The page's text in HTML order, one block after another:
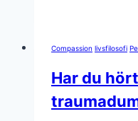
Compassion livsfilosofi
Har du